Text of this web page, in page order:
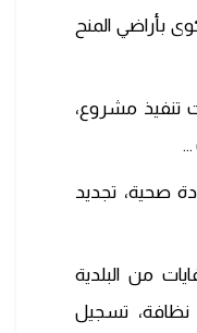
بأراضي المنح
تنفيذ مشروع،
…
صحية، تجديد
من البلدية
تسجيل